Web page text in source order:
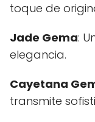
toque de
Jade Gema:
elegancia.
Cayetana
transmite